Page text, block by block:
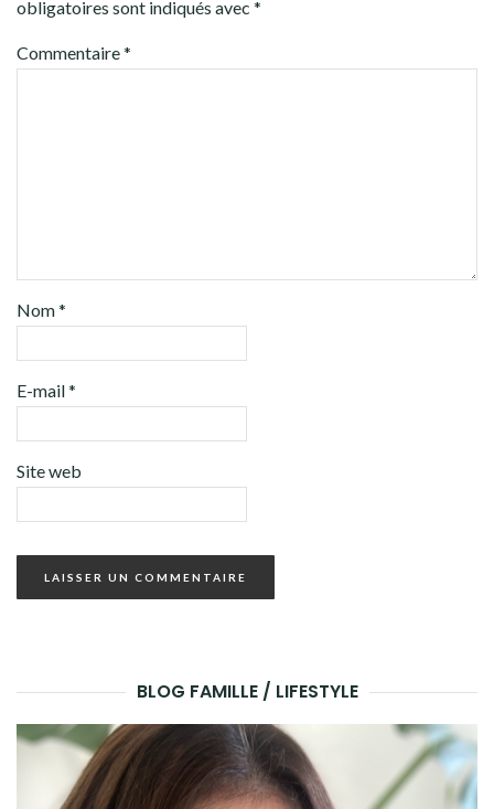
obligatoires sont indiqués avec *
Commentaire*
Nom*
E-mail*
Site web
BLOG FAMILLE / LIFESTYLE